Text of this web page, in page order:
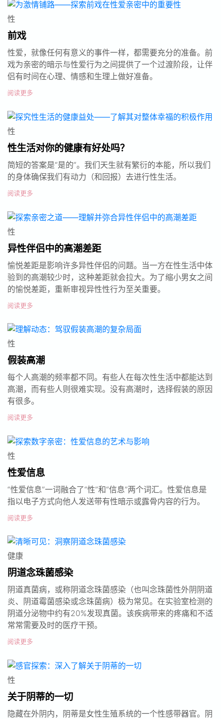
性
前戏
性爱，就像任何有意义的事件一样，都需要充分的准备。前
戏为亲密的暗示与性爱行为之间提供了一个过渡阶段，让伴
侣有时间在心理、情感和生理上做好准备。
阅读更多
性
性生活对你的健康有好处吗？
简短的答案是“是的”。我们天生就有繁衍的本能，所以我们
的身体确保我们有动力（和回报）去进行性生活。
阅读更多
性
异性伴侣中的高潮差距
愉悦差距是影响许多异性伴侣的问题。当一方在性生活中体
验到的高潮较少时，这种差距就会拉大。为了缩小男女之间
的愉悦差距，重新审视异性性行为至关重要。
阅读更多
性
假装高潮
每个人高潮的频率都不同。有些人在每次性生活中都能达到
高潮，而有些人则很难实现。没有高潮时，选择假装的原因
有很多。
阅读更多
性
性爱信息
“性爱信息”一词融合了“性”和“信息”两个词汇。性爱信息是
指以电子方式向他人发送带有性暗示或露骨内容的行为。
阅读更多
健康
阴道念珠菌感染
阴道真菌病，或称阴道念珠菌感染（也叫念珠菌性外阴阴道
炎、阴道霉菌感染或念珠菌病）极为常见。在实验室检测的
阴道分泌物中约有20%发现真菌。该疾病带来的疼痛和不适
常常需要及时的医疗干预。
阅读更多
性
关于阴蒂的一切
隐藏在外阴内，阴蒂是女性生殖系统的一个性感带器官。阴